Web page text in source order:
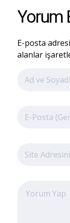
Yorum
E-posta
alanlar